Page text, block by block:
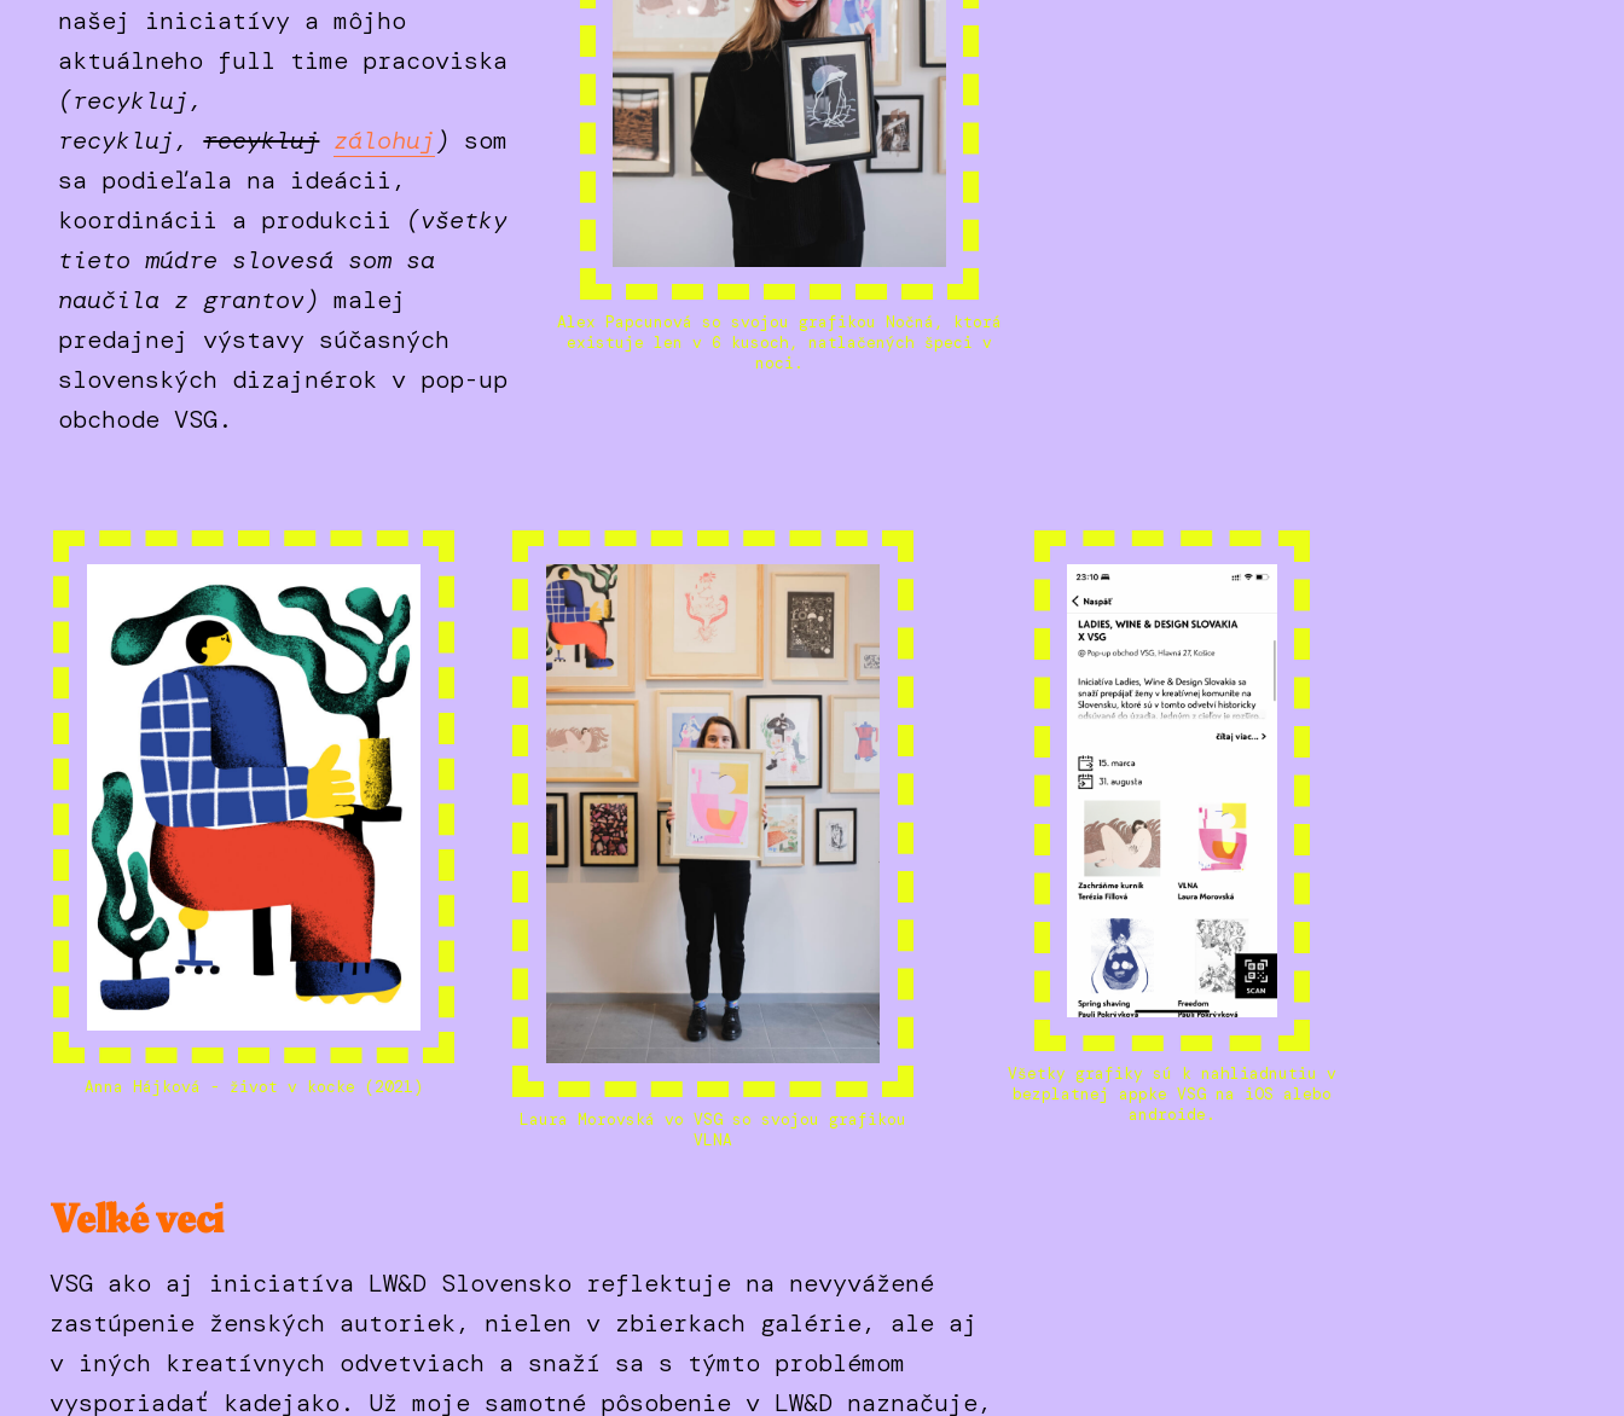
našej iniciatívy a môjho
aktuálneho full time pracoviska
(recykluj,
recykluj,recykluj zálohuj ) som
sa podieľala na ideácii,
koordinácii a produkcii
(všetky
tieto múdre slovesá som sa
naučila z grantov) malej
predajnej výstavy súčasných
slovenských dizajnérok v pop-up
obchode VSG.
Alex Papcunová so svojou grafikou Nočná, ktorá
existuje len v 6 kusoch, natlačených špeci v
noci.
Anna Hájková - život v kocke (2021)
Laura Morovská vo VSG so svojou grafikou
VLNA
Všetky grafiky sú k nahliadnutiu v
bezplatnej appke VSG na iOS alebo
androide.
Veľké veci
VSG ako aj iniciatíva LW&D Slovensko reflektuje na nevyvážené
zastúpenie ženských autoriek, nielen v zbierkach galérie, ale aj
v iných kreatívnych odvetviach a snaží sa s týmto problémom
vysporiadať kadejako. Už moje samotné pôsobenie v LW&D naznačuje,